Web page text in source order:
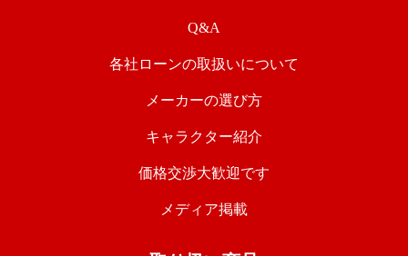
Q&A
各社ローンの取扱いについて
メーカーの選び方
キャラクター紹介
価格交渉大歓迎です
メディア掲載